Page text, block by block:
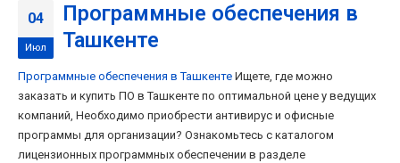
04
Июл
Программные обеспечения в
Ташкенте
Программные обеспечения в Ташкенте Ищете, где можно
заказать и купить ПО в Ташкенте по оптимальной цене у ведущих
компаний, Необходимо приобрести антивирус и офисные
программы для организации? Ознакомьтесь с каталогом
лицензионных программных обеспечении в разделе